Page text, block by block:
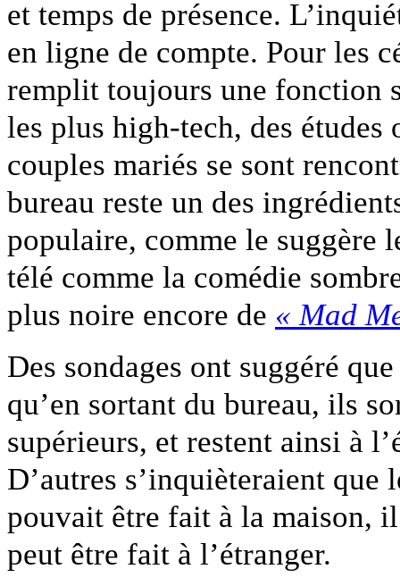
et temps de présence.
en ligne de compte. Pour les
remplit toujours une fonction
les plus high-tech, des études
couples mariés se sont
bureau reste un des
populaire, comme le suggère
télé comme la comédie
plus noire encore de « Mad
Des sondages ont suggéré
qu’en sortant du bureau, ils
supérieurs, et restent ainsi à
D’autres s’inquièteraient
pouvait être fait à la maison,
peut être fait à l’étranger.